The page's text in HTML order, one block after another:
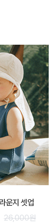
운지 셋업
26,000원